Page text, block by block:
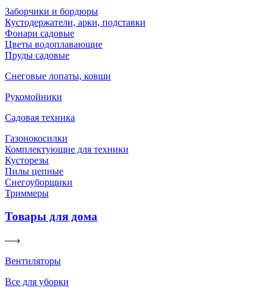
Заборчики и бордюры
Кустодержатели, арки, подставки
Фонари садовые
Цветы водоплавающие
Пруды садовые
Снеговые лопаты, ковши
Рукомойники
Садовая техника
Газонокосилки
Комплектующие для техники
Кусторезы
Пилы цепные
Снегоуборщики
Триммеры
Товары для дома
Вентиляторы
Все для уборки